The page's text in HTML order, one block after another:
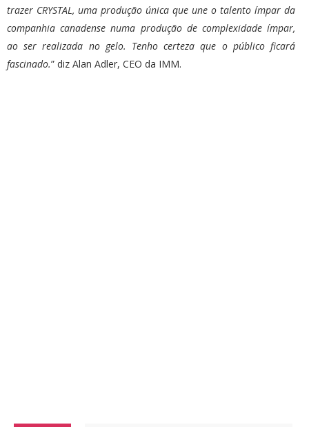
trazer CRYSTAL, uma produção única que une o talento ímpar da
companhia canadense numa produção de complexidade ímpar,
ao ser realizada no gelo. Tenho certeza que o público ficará
fascinado.” diz Alan Adler, CEO da IMM.